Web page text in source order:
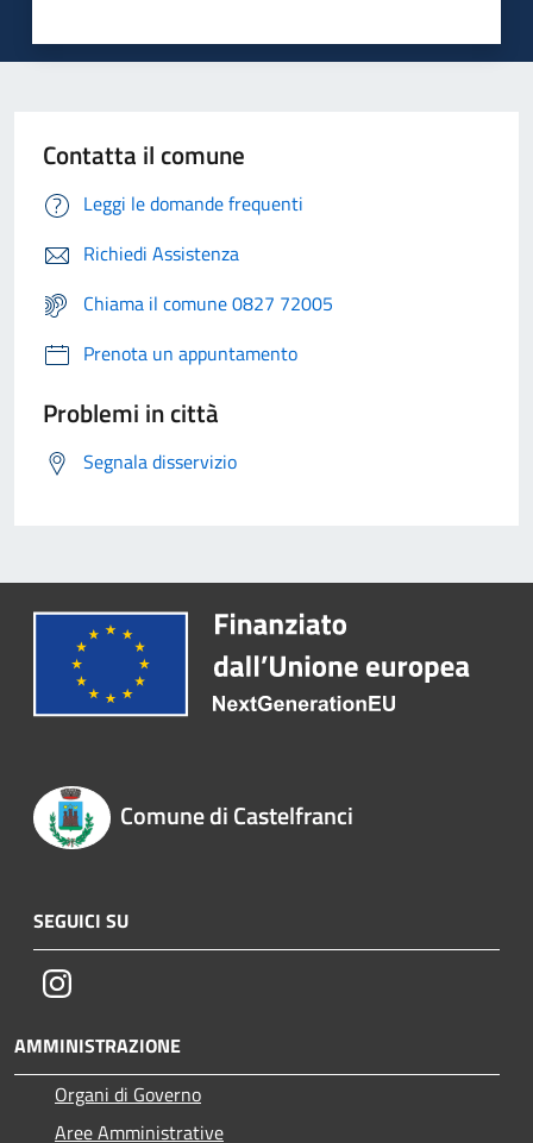
Contatta il comune
Leggi le domande frequenti
Richiedi Assistenza
Chiama il comune 0827 72005
Prenota un appuntamento
Problemi in città
Segnala disservizio
Comune di Castelfranci
SEGUICI SU
Instagram
AMMINISTRAZIONE
Organi di Governo
Aree Amministrative